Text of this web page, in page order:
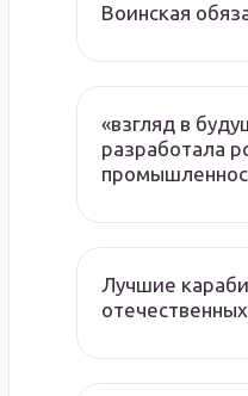
Воинская
«взгляд в
разработала
Лучшие